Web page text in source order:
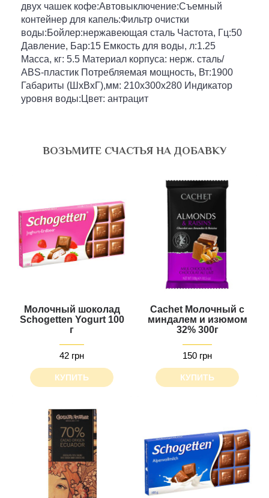
двух чашек кофе:Автовыключение:Съемный
контейнер для капель:Фильтр очистки
воды:Бойлер:нержавеющая сталь Частота, Гц:50
Давление, Бар:15 Емкость для воды, л:1.25
Масса, кг: 5.5 Материал корпуса: нерж. сталь/
ABS-пластик Потребляемая мощность, Вт:1900
Габариты (ШхВхГ),мм: 210х300х280 Индикатор
уровня воды:Цвет: антрацит
ВОЗЬМИТЕ СЧАСТЬЯ НА ДОБАВКУ
Молочный шоколад
Schogetten Yogurt 100
г
42 грн
КУПИТЬ
Cachet Молочный с
миндалем и изюмом
32% 300г
150 грн
КУПИТЬ